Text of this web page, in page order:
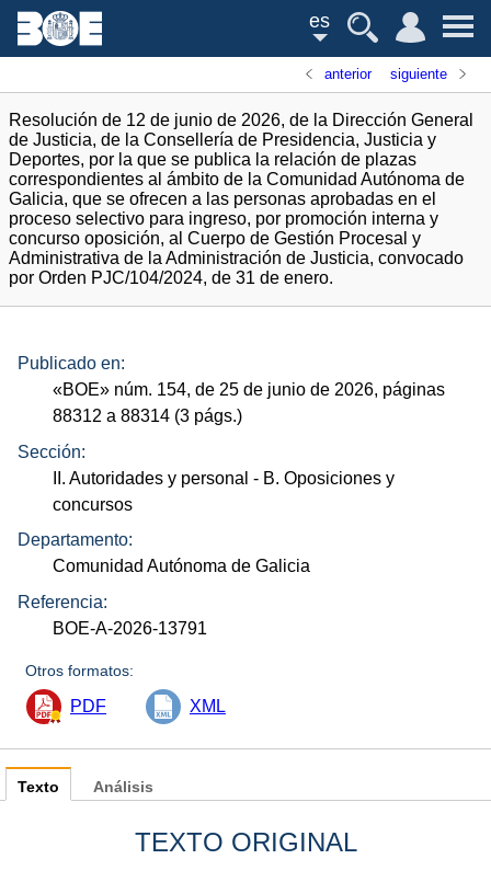
es
anterior siguiente
Resolución de 12 de junio de 2026, de la Dirección General
de Justicia, de la Consellería de Presidencia, Justicia y
Deportes, por la que se publica la relación de plazas
correspondientes al ámbito de la Comunidad Autónoma de
Galicia, que se ofrecen a las personas aprobadas en el
proceso selectivo para ingreso, por promoción interna y
concurso oposición, al Cuerpo de Gestión Procesal y
Administrativa de la Administración de Justicia, convocado
por Orden PJC/104/2024, de 31 de enero.
Publicado en:
«BOE» núm. 154, de 25 de junio de 2026, páginas
88312 a 88314 (3 págs.)
Sección:
II. Autoridades y personal - B. Oposiciones y
concursos
Departamento:
Comunidad Autónoma de Galicia
Referencia:
BOE-A-2026-13791
Otros formatos:
PDF XML
Texto
TEXTO ORIGINAL
Análisis